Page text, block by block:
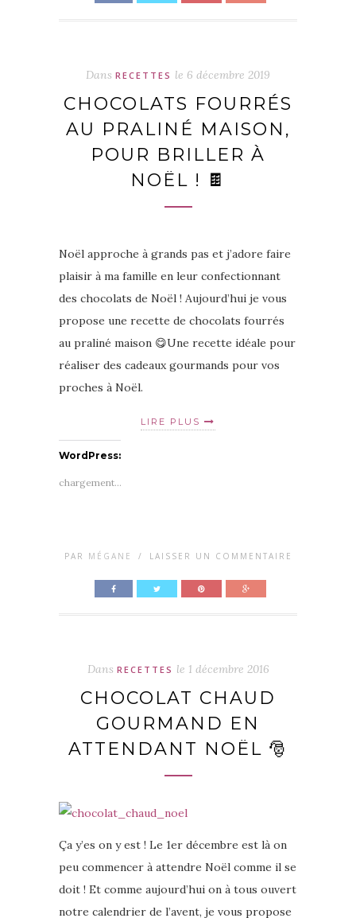
Dans RECETTES le 6 décembre 2019
CHOCOLATS FOURRÉS
AU PRALINÉ MAISON,
POUR BRILLER À
NOËL ! 🍫
Noël approche à grands pas et j’adore faire
plaisir à ma famille en leur confectionnant
des chocolats de Noël ! Aujourd’hui je vous
propose une recette de chocolats fourrés
au praliné maison 😋Une recette idéale pour
réaliser des cadeaux gourmands pour vos
proches à Noël.
LIRE PLUS
WordPress:
chargement…
PAR MÉGANE / LAISSER UN COMMENTAIRE
Dans RECETTES le 1 décembre 2016
CHOCOLAT CHAUD
GOURMAND EN
ATTENDANT NOËL 🎅
Ça y’es on y est ! Le 1er décembre est là on
peu commencer à attendre Noël comme il se
doit ! Et comme aujourd’hui on à tous ouvert
notre calendrier de l’avent, je vous propose